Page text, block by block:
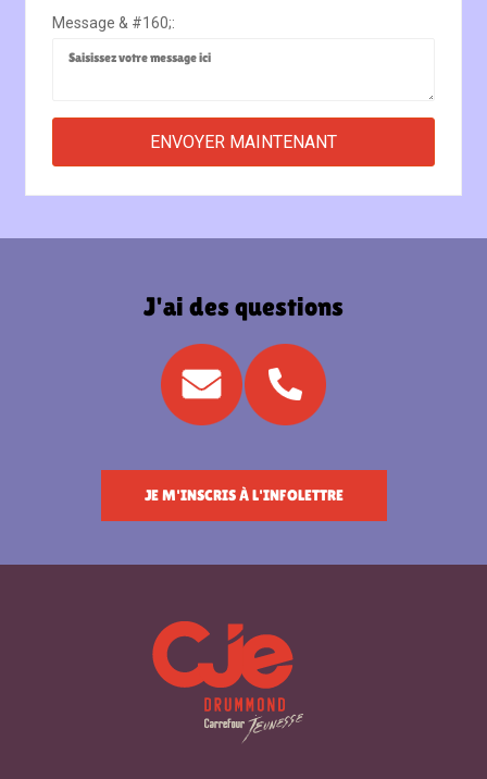
Message & #160;:
J'ai des questions
JE M'INSCRIS À L'INFOLETTRE